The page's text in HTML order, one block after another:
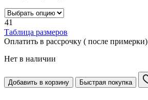
41
Таблица размеров
Оплатить в рассрочку ( после примерки)
Нет в наличии
Добавить в корзину Быстрая покупка